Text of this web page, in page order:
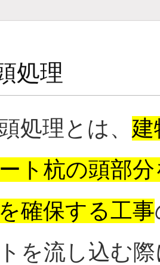
処理
処理とは、 建
ト杭の頭部
確保する工事
を流し込む